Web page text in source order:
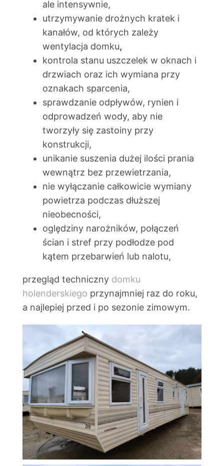
ale intensywnie,
utrzymywanie drożnych kratek i
kanałów, od których zależy
wentylacja domku,
kontrola stanu uszczelek w oknach i
drzwiach oraz ich wymiana przy
oznakach sparcenia,
sprawdzanie odpływów, rynien i
odprowadzeń wody, aby nie
tworzyły się zastoiny przy
konstrukcji,
unikanie suszenia dużej ilości prania
wewnątrz bez przewietrzania,
nie wyłączanie całkowicie wymiany
powietrza podczas dłuższej
nieobecności,
oględziny narożników, połączeń
ścian i stref przy podłodze pod
kątem przebarwień lub nalotu,
przegląd techniczny domku
holenderskiego przynajmniej raz do roku,
a najlepiej przed i po sezonie zimowym.